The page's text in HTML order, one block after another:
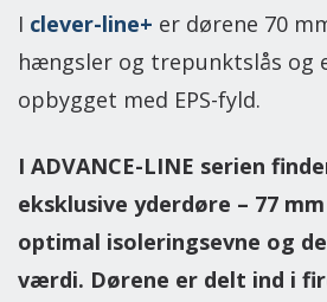
I clever-line+ er dørene 70
hængsler og trepunktslås og
opbygget med EPS-fyld.
I ADVANCE-LINE serien
eksklusive yderdøre – 77
optimal isoleringsevne og
værdi. Dørene er delt ind i